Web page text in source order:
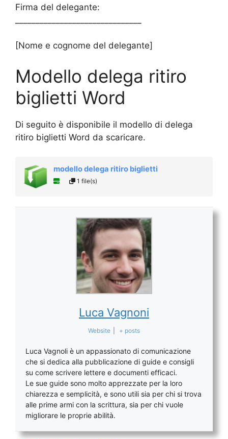
Firma del delegante:
[Nome e cognome del delegante]
Modello delega ritiro
biglietti Word
Di seguito è disponibile il modello di delega
ritiro biglietti Word da scaricare.
modello delega ritiro biglietti
1 file(s)
Luca Vagnoni
Website + posts
Luca Vagnoli è un appassionato di comunicazione
che si dedica alla pubblicazione di guide e consigli
su come scrivere lettere e documenti efficaci.
Le sue guide sono molto apprezzate per la loro
chiarezza e semplicità, e sono utili sia per chi si trova
alle prime armi con la scrittura, sia per chi vuole
migliorare le proprie abilità.